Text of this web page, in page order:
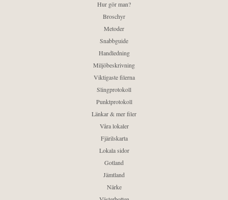
Hur gör man?
Broschyr
Metoder
Snabbguide
Handledning
Miljöbeskrivning
Viktigaste filerna
Slingprotokoll
Punktprotokoll
Länkar & mer filer
Våra lokaler
Fjärilskarta
Lokala sidor
Gotland
Jämtland
Närke